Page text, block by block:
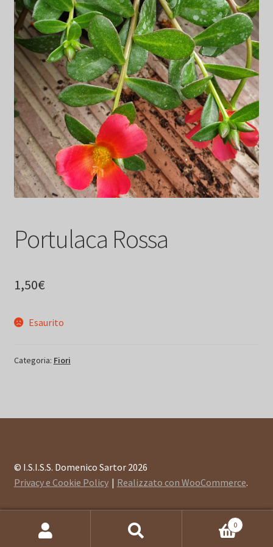
Portulaca Rossa
1,50€
Esaurito
Categoria: Fiori
© I.S.I.S.S. Domenico Sartor 2026
Privacy e Cookie Policy
Realizzato con WooCommerce.
0